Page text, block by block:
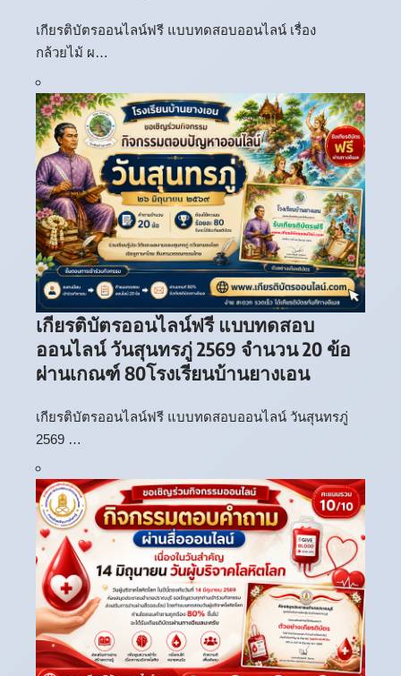
เกียรติบัตรออนไลน์ฟรี แบบทดสอบออนไลน์ เรื่อง
กล้วยไม้ ผ…
เกียรติบัตรออนไลน์ฟรี แบบทดสอบ
ออนไลน์ วันสุนทรภู่ 2569 จำนวน 20 ข้อ
ผ่านเกณฑ์ 80โรงเรียนบ้านยางเอน
เกียรติบัตรออนไลน์ฟรี แบบทดสอบออนไลน์ วันสุนทรภู่
2569 …